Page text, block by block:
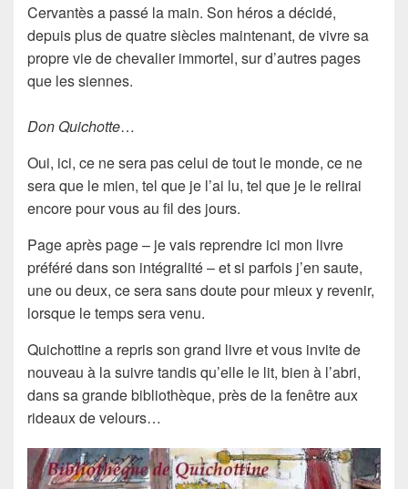
Cervantès a passé la main. Son héros a décidé,
depuis plus de quatre siècles maintenant, de vivre sa
propre vie de chevalier immortel, sur d’autres pages
que les siennes.
Don Quichotte…
Oui, ici, ce ne sera pas celui de tout le monde, ce ne
sera que le mien, tel que je l’ai lu, tel que je le relirai
encore pour vous au fil des jours.
Page après page – je vais reprendre ici mon livre
préféré dans son intégralité – et si parfois j’en saute,
une ou deux, ce sera sans doute pour mieux y revenir,
lorsque le temps sera venu.
Quichottine a repris son grand livre et vous invite de
nouveau à la suivre tandis qu’elle le lit, bien à l’abri,
dans sa grande bibliothèque, près de la fenêtre aux
rideaux de velours…